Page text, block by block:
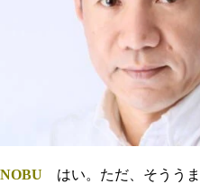
NOBU はい。ただ、そうう